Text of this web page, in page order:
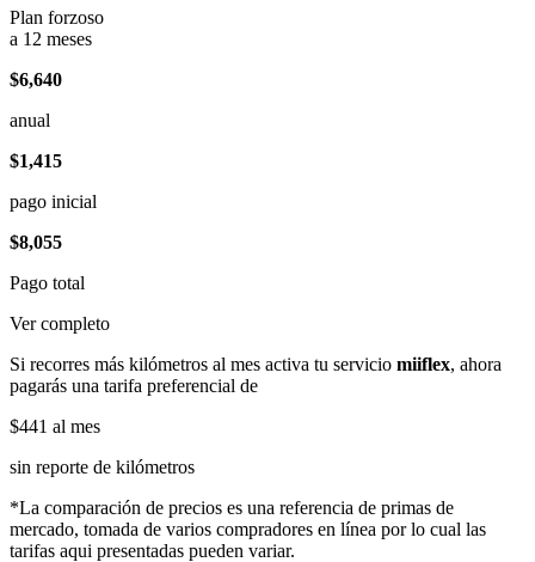
Plan forzoso
a 12 meses
$6,640
anual
$1,415
pago inicial
$8,055
Pago total
Ver completo
Si recorres más kilómetros al mes activa tu servicio miiflex, ahora
pagarás una tarifa preferencial de
$441 al mes
sin reporte de kilómetros
*La comparación de precios es una referencia de primas de
mercado, tomada de varios compradores en línea por lo cual las
tarifas aqui presentadas pueden variar.